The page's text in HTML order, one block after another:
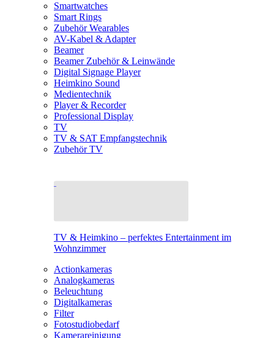
Smartwatches
Smart Rings
Zubehör Wearables
AV-Kabel & Adapter
Beamer
Beamer Zubehör & Leinwände
Digital Signage Player
Heimkino Sound
Medientechnik
Player & Recorder
Professional Display
TV
TV & SAT Empfangstechnik
Zubehör TV
TV & Heimkino – perfektes Entertainment im
Wohnzimmer
Actionkameras
Analogkameras
Beleuchtung
Digitalkameras
Filter
Fotostudiobedarf
Kamerareinigung